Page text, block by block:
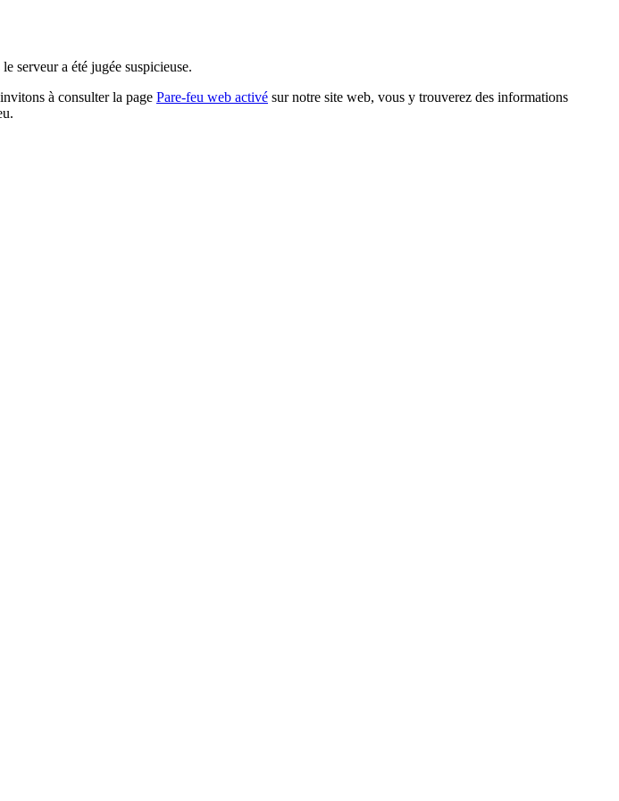
serveur a été jugée suspicieuse.
à consulter la page Pare-feu web activé sur notre site web, vous y trouverez des informations